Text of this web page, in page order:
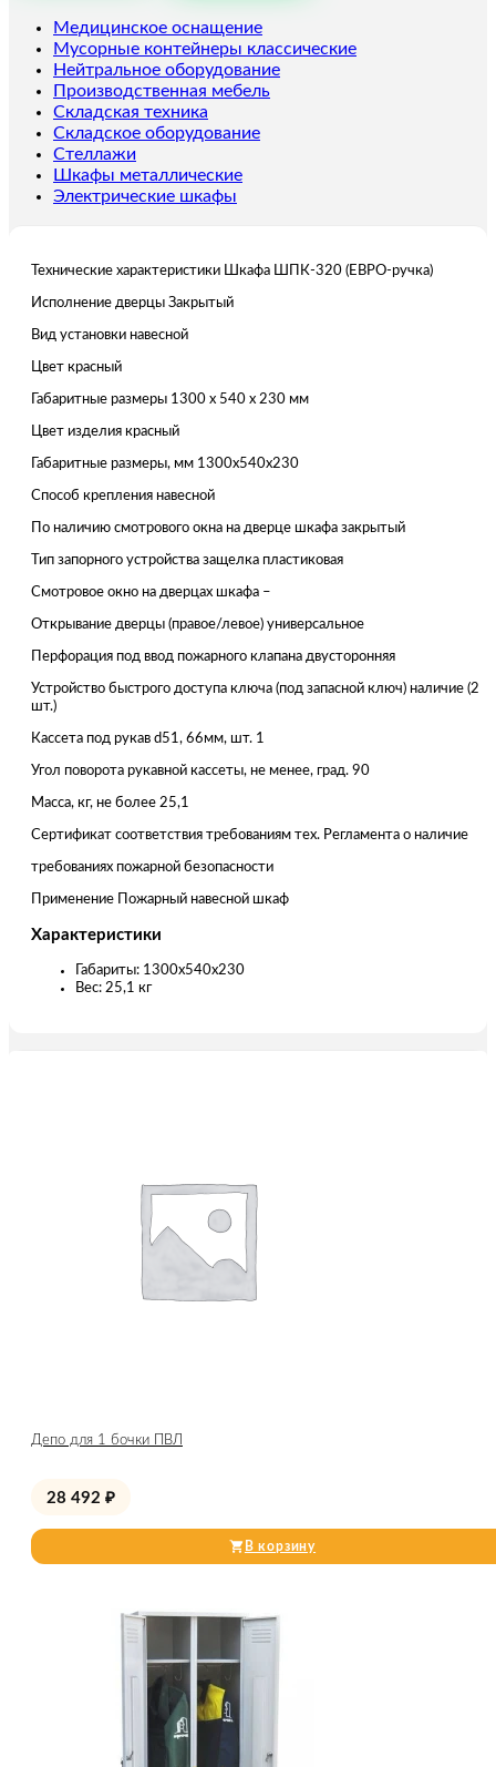
НЗКМедицинское оснащение
Мусорные контейнеры классические
Нейтральное оборудование
Производственная мебель
Складская техника
Складское оборудование
Стеллажи
Шкафы металлические
Электрические шкафы
Технические характеристики Шкафа ШПК-320 (ЕВРО-ручка)
Исполнение дверцы Закрытый
Вид установки навесной
Цвет красный
Габаритные размеры 1300 x 540 x 230 мм
Цвет изделия красный
Габаритные размеры, мм 1300x540x230
Способ крепления навесной
По наличию смотрового окна на дверце шкафа закрытый
Тип запорного устройства защелка пластиковая
Смотровое окно на дверцах шкафа –
Открывание дверцы (правое/левое) универсальное
Перфорация под ввод пожарного клапана двусторонняя
Устройство быстрого доступа ключа (под запасной ключ) наличие (2
шт.)
Кассета под рукав d51, 66мм, шт. 1
Угол поворота рукавной кассеты, не менее, град. 90
Масса, кг, не более 25,1
Сертификат соответствия требованиям тех. Регламента о наличие
требованиях пожарной безопасности
Применение Пожарный навесной шкаф
Характеристики
Габариты: 1300x540x230
Вес: 25,1 кг
Депо для 1 бочки ПВЛ
28 492 ₽
В корзину